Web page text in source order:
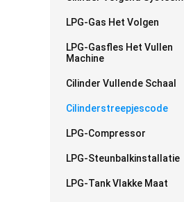
LPG-Gas Het Volgen
LPG-Gasfles Het Vullen
Machine
Cilinder Vullende Schaal
Cilinderstreepjescode
LPG-Compressor
LPG-Steunbalkinstallatie
LPG-Tank Vlakke Maat